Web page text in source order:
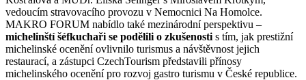
vedoucím stravovacího provozu v Nemocnici Na Homolce.
MAKRO FORUM nabídlo také mezinárodní perspektivu –
michelinští šéfkuchaři se podělili o zkušenosti s tím, jak prestižní
michelinské ocenění ovlivnilo turismus a návštěvnost jejich
restaurací, a zástupci CzechTourism představili přínosy
michelinského ocenění pro rozvoj gastro turismu v České republice.